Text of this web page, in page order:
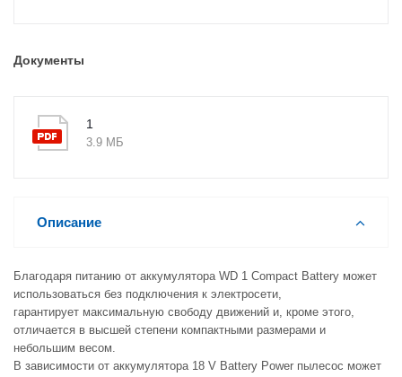
Документы
1
3.9 МБ
Описание
Благодаря питанию от аккумулятора WD 1 Compact Battery может
использоваться без подключения к электросети,
гарантирует максимальную свободу движений и, кроме этого,
отличается в высшей степени компактными размерами и
небольшим весом.
В зависимости от аккумулятора 18 V Battery Power пылесос может